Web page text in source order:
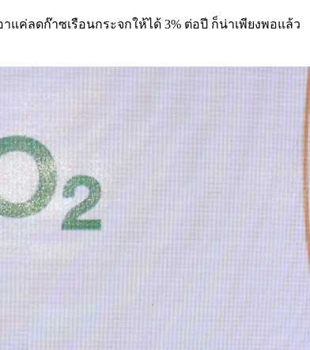
แค่ลดก๊าซเรือนกระจกให้ได้ 3% ต่อปี ก็น่าเพียงพอแล้ว